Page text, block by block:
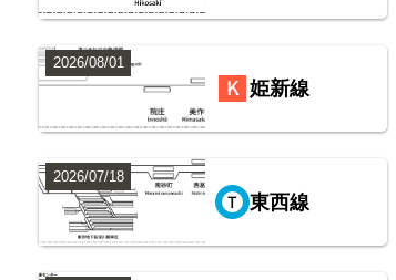
姫新線
2026/08/01
東西線
2026/07/18